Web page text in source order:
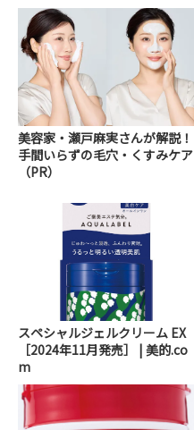
美容家・瀬戸麻実さんが解説！
手間いらずの毛穴・くすみケア
（PR）
スペシャルジェルクリーム EX
［2024年11月発売］ | 美的.co
m